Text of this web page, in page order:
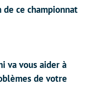
ce championnat
va vous aider à
de votre